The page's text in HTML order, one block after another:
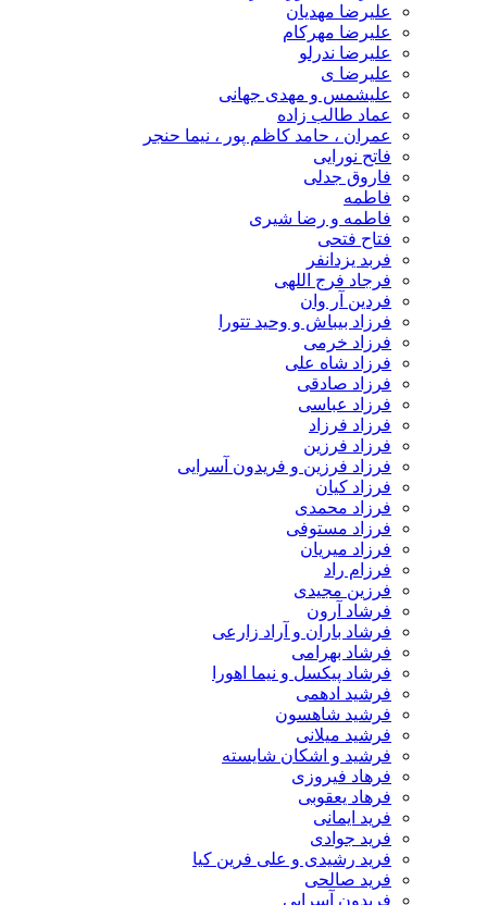
علیرضا مهدیان
علیرضا مهرکام
علیرضا ندرلو
علیرضا ی
علیشمس و مهدی جهانی
عماد طالب زاده
عمران ، حامد کاظم پور ، نیما حنجر
فاتح نورایی
فاروق جدلی
فاطمه
فاطمه و رضا شیری
فتاح فتحی
فربد یزدانفر
فرجاد فرج اللهی
فردین آر وان
فرزاد بیباش و وحید تتورا
فرزاد خرمی
فرزاد شاه علی
فرزاد صادقی
فرزاد عباسی
فرزاد فرزاد
فرزاد فرزین
فرزاد فرزین و فریدون آسرایی
فرزاد کیان
فرزاد محمدی
فرزاد مستوفی
فرزاد میریان
فرزام راد
فرزین مجیدی
فرشاد آرون
فرشاد باران و آراد زارعی
فرشاد بهرامی
فرشاد پیکسل و نیما اهورا
فرشید ادهمی
فرشید شاهسون
فرشید میلانی
فرشید و اشکان شایسته
فرهاد فیروزی
فرهاد یعقوبی
فرید ایمانی
فرید جوادی
فرید رشیدی و علی فرین کیا
فرید صالحی
فریدون آسرایی